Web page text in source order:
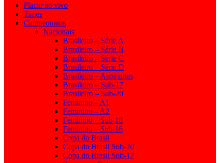
Placar ao vivo
Times
Campeonatos
Nacionais
Brasileiro – Série A
Brasileiro – Série B
Brasileiro – Série C
Brasileiro – Série D
Brasileiro – Aspirantes
Brasileiro – Sub-17
Brasileiro – Sub-20
Feminino – A1
Feminino – A2
Feminino – Sub-18
Feminino – Sub-16
Copa do Brasil
Copa do Brasil Sub-20
Copa do Brasil Sub-17